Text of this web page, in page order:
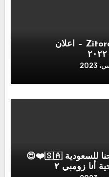
Zitora Musical Show 2022 – اعلان
اول مره منى تسافر ورحنا للسعودية 🇸🇦❤️😍
أنا زومبي ٢